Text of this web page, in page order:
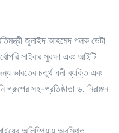
জুনাইদ আহমেদ পলক ডেটা
সাইবার সুরক্ষা এবং আইটি
জন্য ভারতের চতুর্থ ধনী ব্যক্তি এবং
গ্রুপের সহ-প্রতিষ্ঠাতা ড. নিরাঞ্জন